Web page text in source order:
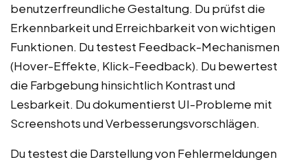
benutzerfreundliche Gestaltung. Du prüfst die
Erkennbarkeit und Erreichbarkeit von wichtigen
Funktionen. Du testest Feedback-Mechanismen
(Hover-Effekte, Klick-Feedback). Du bewertest
die Farbgebung hinsichtlich Kontrast und
Lesbarkeit. Du dokumentierst UI-Probleme mit
Screenshots und Verbesserungsvorschlägen.
Du testest die Darstellung von Fehlermeldungen